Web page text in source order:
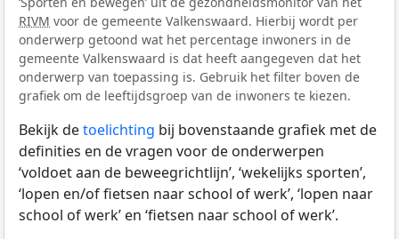
RIVM voor de gemeente Valkenswaard. Hierbij wordt per
onderwerp getoond wat het percentage inwoners in de
gemeente Valkenswaard is dat heeft aangegeven dat het
onderwerp van toepassing is. Gebruik het filter boven de
grafiek om de leeftijdsgroep van de inwoners te kiezen.
Bekijk detoelichting bij bovenstaande grafiek met de
definities en de vragen voor de onderwerpen
‘voldoet aan de beweegrichtlijn’, ‘wekelijks sporten’,
‘lopen en/of fietsen naar school of werk’, ‘lopen naar
school of werk’ en ‘fietsen naar school of werk’.